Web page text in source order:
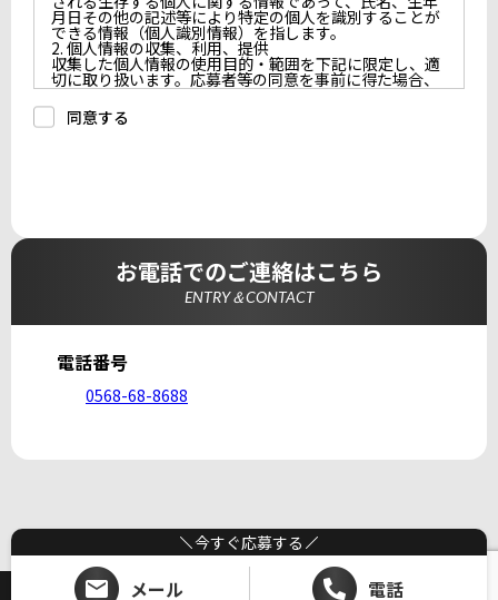
今すぐ応募する
メール 電話
月日その他の記述等により特定の個人を識別することが
できる情報（個人識別情報）を指します。
2. 個人情報の収集、利用、提供
収集した個人情報の使用目的・範囲を下記に限定し、適
切に取り扱います。応募者等の同意を事前に得た場合、
又は法令により許された場合を除き、個人情報を第三者
に提供しません。
a.応募者等からのお問い合わせに対応・管理するため
な期間、妥当な範囲内でこれに応じます。
応募者等の個人情報の取得、利用その他一切の取り扱い
について、個人情報の保護に関する法律、その他の関連
法令、及び本プライバシーポリシーを遵守します。
応募者等の個人情報を正確かつ最新の内容に保つよう努
及び毀損から保護するため、必要な安全管理措置を講じ
ます。
6. Cookieについて
本ウェブサイトでは、一部のコンテンツにおいてCookie
Googleアナリティクスは、トラフィックデータの収集の
ためにCookieを使用しています。このトラフィックデー
タは匿名で収集されており、個人を特定するものではあ
りません。この機能はCookieを無効にすることで収集を
拒否することが出来ます。
同意する
お電話でのご連絡はこちら
ENTRY＆CONTACT
電話番号
0568-68-8688